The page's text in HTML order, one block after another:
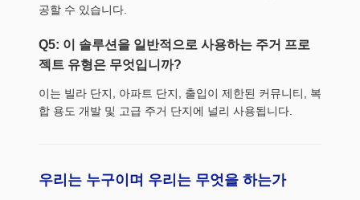
공할 수 있습니다.
Q5: 이 솔루션을 일반적으로 사용하는 주거 프로
젝트 유형은 무엇입니까?
이는 빌라 단지, 아파트 단지, 출입이 제한된 커뮤니티, 복
합 용도 개발 및 고급 주거 단지에 널리 사용됩니다.
우리는 누구이며 우리는 무엇을 하는가